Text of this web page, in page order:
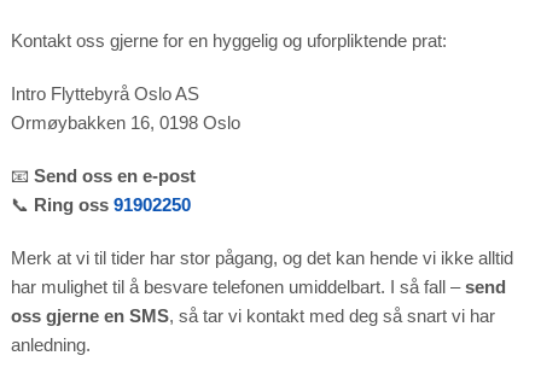
Kontakt oss gjerne for en hyggelig og uforpliktende prat:
Intro Flyttebyrå Oslo AS
Ormøybakken 16, 0198 Oslo
📧 Send oss en e-post
📞 Ring oss 91902250
Merk at vi til tider har stor pågang, og det kan hende vi ikke alltid
har mulighet til å besvare telefonen umiddelbart. I så fall –send
oss gjerne en SMS, så tar vi kontakt med deg så snart vi har
anledning.